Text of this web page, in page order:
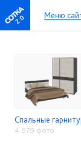
2.0 Меню
Спальные
4 979 фото